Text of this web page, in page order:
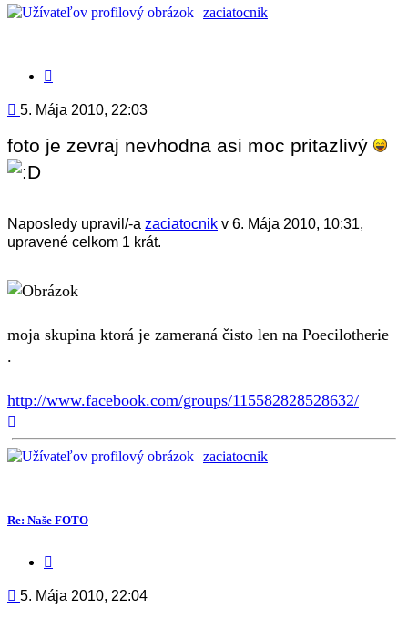
zaciatocnik
Príspevok
5. Mája 2010, 22:03
foto je zevraj nevhodna asi moc pritazlivý
Naposledy upravil/-a zaciatocnik v 6. Mája 2010, 10:31,
upravené celkom 1 krát.
moja skupina ktorá je zameraná čisto len na Poecilotherie
.
http://www.facebook.com/groups/115582828528632/
zaciatocnik
Re: Naše FOTO
Príspevok
5. Mája 2010, 22:04